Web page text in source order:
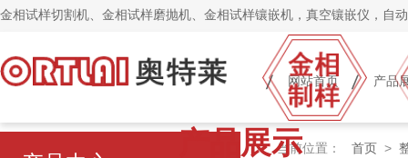
金相试样切割机、金相试样磨抛机、金相试样镶嵌机，真空镶嵌仪，自
网站首页 产品
产品展示当前位置： 首页 >